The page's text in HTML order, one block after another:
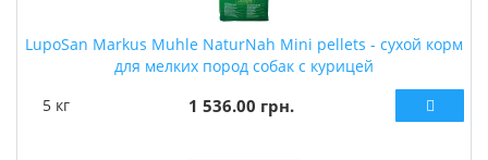
LupoSan Markus Muhle NaturNah Mini pellets - сухой корм
для мелких пород собак с курицей
5 кг
1 536.00 грн.